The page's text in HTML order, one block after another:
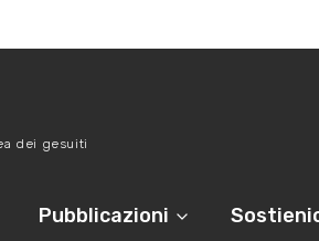
dei gesuiti
Pubblicazioni